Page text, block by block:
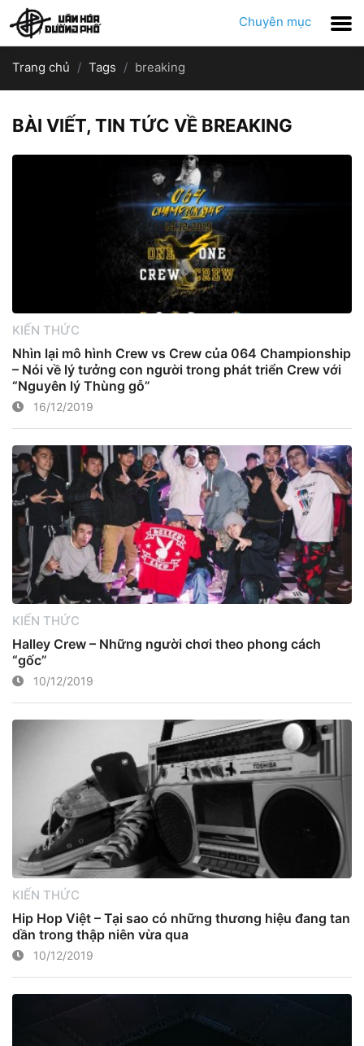
Chuyên mục
Trang chủ Tags breaking
BÀI VIẾT, TIN TỨC VỀ BREAKING
KIẾN THỨC
Nhìn lại mô hình Crew vs Crew của 064 Championship
– Nói về lý tưởng con người trong phát triển Crew với
“Nguyên lý Thùng gỗ”
16/12/2019
KIẾN THỨC
Halley Crew – Những người chơi theo phong cách
“gốc”
10/12/2019
KIẾN THỨC
Hip Hop Việt – Tại sao có những thương hiệu đang tan
dần trong thập niên vừa qua
10/12/2019